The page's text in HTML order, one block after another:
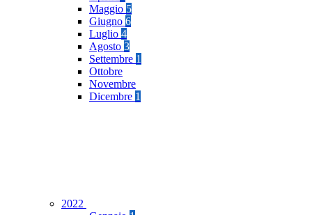
Maggio 5
Giugno 6
Luglio 4
Agosto 3
Settembre 1
Ottobre
Novembre
Dicembre 1
2022